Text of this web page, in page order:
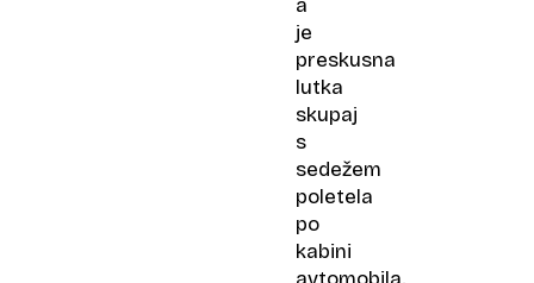
a
je
preskusna
lutka
skupaj
s
sedežem
poletela
po
kabini